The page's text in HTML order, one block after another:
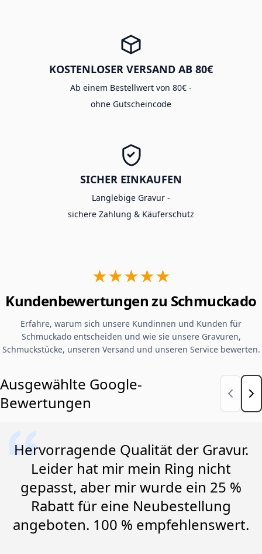
KOSTENLOSER VERSAND AB 80€
Ab einem Bestellwert von 80€ -
ohne Gutscheincode
SICHER EINKAUFEN
Langlebige Gravur -
sichere Zahlung & Käuferschutz
★★★★★
Kundenbewertungen zu Schmuckado
Erfahre, warum sich unsere Kundinnen und Kunden für
Schmuckado entscheiden und wie sie unsere Gravuren,
Schmuckstücke, unseren Versand und unseren Service bewerten.
Ausgewählte Google-
Bewertungen
Hervorragende Qualität der Gravur.
Leider hat mir mein Ring nicht
gepasst, aber mir wurde ein 25 %
Rabatt für eine Neubestellung
angeboten. 100 % empfehlenswert.